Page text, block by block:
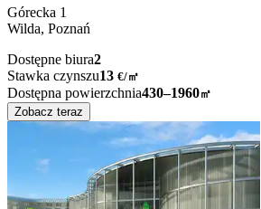
Górecka 1
Wilda, Poznań
Dostępne biura2
Stawka czynszu13 €/㎡
Dostępna powierzchnia430–1960㎡
Zobacz teraz